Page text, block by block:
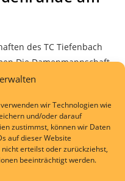
wir Technologien wie
und/oder darauf
zustimmst, können wir Daten
auf dieser Website
erteilst oder zurückziehst,
beeinträchtigt werden.
des TC Tiefenbach
Die Damenmannschaft
heutigen Spiel gegen
fegte in ihrem Einzel
Sieg förmlich über den